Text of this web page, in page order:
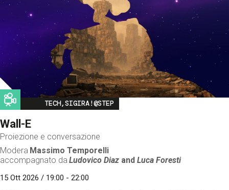
Image
TECH,SIGIRA!@STEP
Wall-E
Proiezione e conversazione
Modera Massimo Temporelli
accompagnato da Ludovico Diaz andLuca Foresti
15 Ott 2026 / 19:00 - 22:00